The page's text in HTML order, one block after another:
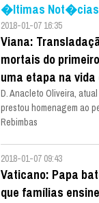
�ltimas Not�cias
2018-01-07 16:35
Viana:
mortais do
uma etapa na
D. Anacleto Oliveira,
prestou homenagem ao
Rebimbas
2018-01-07 09:43
Vaticano: Papa
que famílias